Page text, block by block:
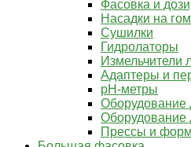
Фасовка и
Насадки на
Сушилки
Гидролаторы
Измельчители
Адаптеры и
pH-метры
Оборудование
Оборудование
Прессы и